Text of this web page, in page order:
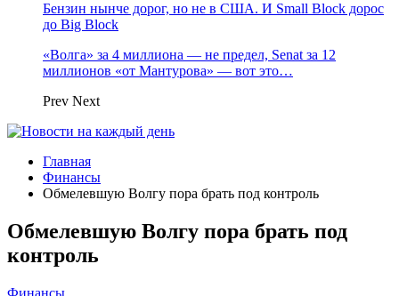
Бензин нынче дорог, но не в США. И Small Block дорос
до Big Block
«Волга» за 4 миллиона — не предел, Senat за 12
миллионов «от Мантурова» — вот это…
Prev Next
Главная
Финансы
Обмелевшую Волгу пора брать под контроль
Обмелевшую Волгу пора брать под
контроль
Финансы